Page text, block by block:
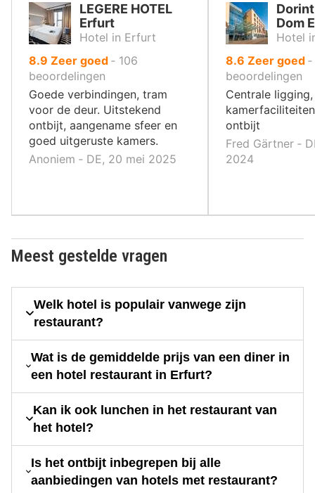
LEGERE HOTEL
Erfurt
Hotel in Erfurt
8.9 uit
10
,
Zeer goed ‐ 106
beoordelingen
Goede verbindingen, tram
voor de deur. Uitstekend
ontbijt, aangename sfeer en
goed uitgeruste kamers.
Anoniem ‐ DE, 20 mei 2025
Dom
Hotel
8.6 uit
10
,
Zeer goed ‐
beoordelingen
Centrale
ontbijt
Fred Gärtner ‐
2024
Meest gestelde vragen
Welk hotel is populair vanwege zijn
restaurant?
Wat is de gemiddelde prijs van een diner in
een hotel restaurant in Erfurt?
Kan ik ook lunchen in het restaurant van
het hotel?
Is het ontbijt inbegrepen bij alle
aanbiedingen van hotels met restaurant?